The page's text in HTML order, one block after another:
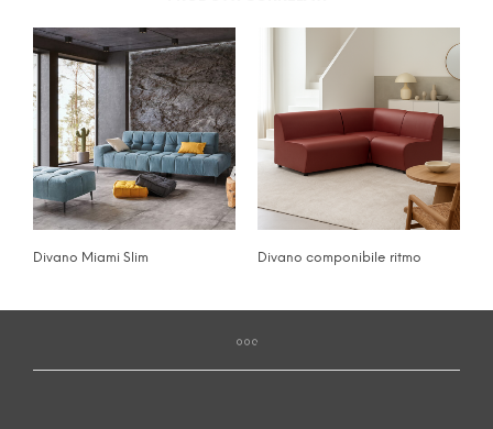
Divano Miami Slim Divano componibile ritmo